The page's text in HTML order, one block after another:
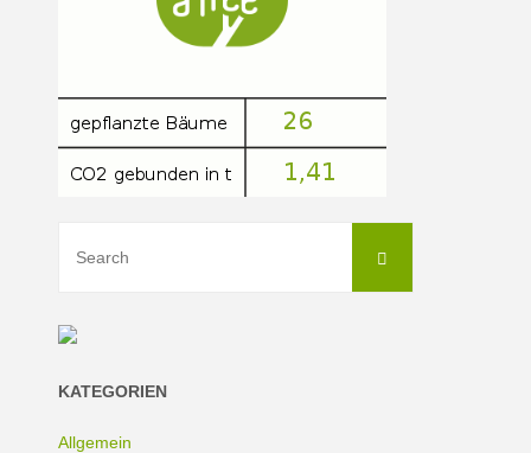
Search
KATEGORIEN
Allgemein